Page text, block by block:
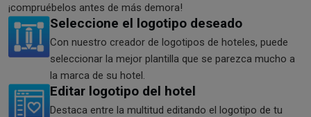
¡compruébelos antes de más demora!
Seleccione el logotipo deseado
Con nuestro creador de logotipos de hoteles, puede
seleccionar la mejor plantilla que se parezca mucho a
la marca de su hotel.
Editar logotipo del hotel
Destaca entre la multitud editando el logotipo de tu